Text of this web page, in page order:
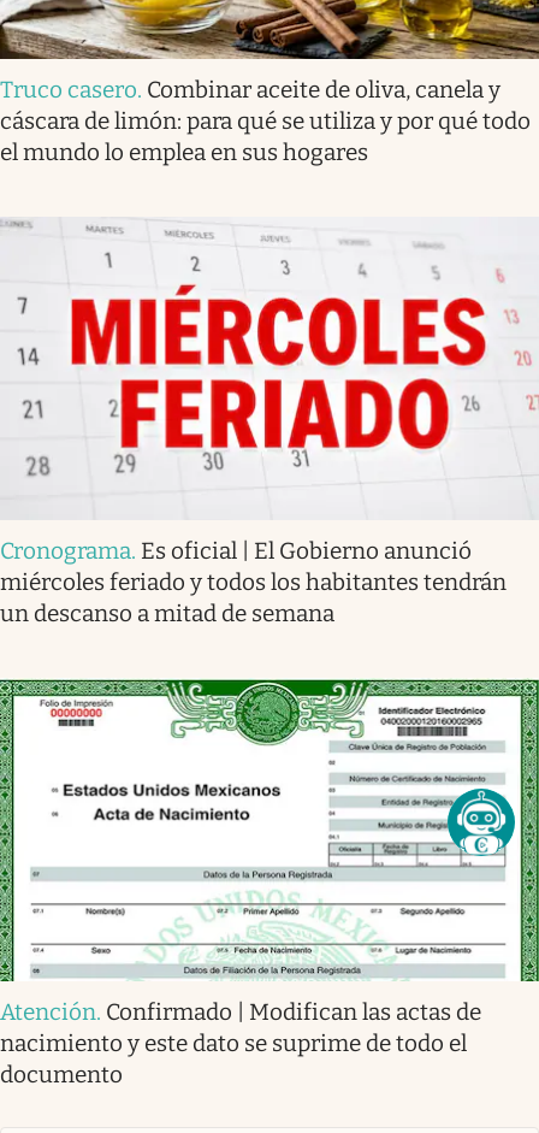
Truco casero. Combinar aceite de oliva, canela y
cáscara de limón: para qué se utiliza y por qué todo
el mundo lo emplea en sus hogares
Cronograma. Es oficial | El Gobierno anunció
miércoles feriado y todos los habitantes tendrán
un descanso a mitad de semana
Atención. Confirmado | Modifican las actas de
nacimiento y este dato se suprime de todo el
documento